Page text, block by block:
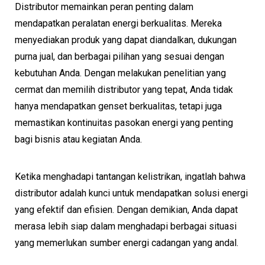
Distributor memainkan peran penting dalam
mendapatkan peralatan energi berkualitas. Mereka
menyediakan produk yang dapat diandalkan, dukungan
purna jual, dan berbagai pilihan yang sesuai dengan
kebutuhan Anda. Dengan melakukan penelitian yang
cermat dan memilih distributor yang tepat, Anda tidak
hanya mendapatkan genset berkualitas, tetapi juga
memastikan kontinuitas pasokan energi yang penting
bagi bisnis atau kegiatan Anda.
Ketika menghadapi tantangan kelistrikan, ingatlah bahwa
distributor adalah kunci untuk mendapatkan solusi energi
yang efektif dan efisien. Dengan demikian, Anda dapat
merasa lebih siap dalam menghadapi berbagai situasi
yang memerlukan sumber energi cadangan yang andal.